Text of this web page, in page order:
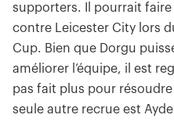
supporters. Il pourrait
contre Leicester City lors
Cup. Bien que Dorgu
améliorer l’équipe, il est
pas fait plus pour
seule autre recrue est